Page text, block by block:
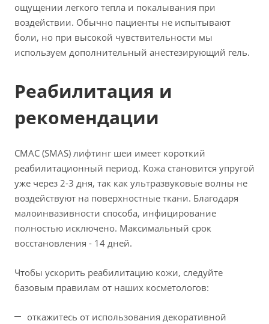
ощущении легкого тепла и покалывания при
воздействии. Обычно пациенты не испытывают
боли, но при высокой чувствительности мы
используем дополнительный анестезирующий гель.
Реабилитация и
рекомендации
СМАС (SMAS) лифтинг шеи имеет короткий
реабилитационный период. Кожа становится упругой
уже через 2-3 дня, так как ультразвуковые волны не
воздействуют на поверхностные ткани. Благодаря
малоинвазивности способа, инфицирование
полностью исключено. Максимальный срок
восстановления - 14 дней.
Чтобы ускорить реабилитацию кожи, следуйте
базовым правилам от наших косметологов:
откажитесь от использования декоративной